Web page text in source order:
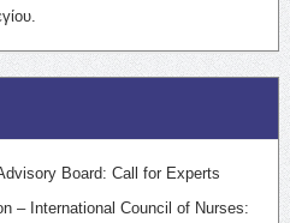
Board: Call for Experts
– International Council of Nurses: